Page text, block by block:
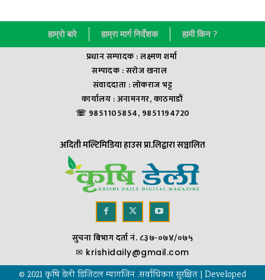
हाम्राे बारे हाम्रा मार्ग निर्देशक हामी किन ?
प्रधान सम्पादक : लक्ष्मण शर्मा
सम्पादक : सराेज खनाल
संवाददाता : लाेकराज भट्ट
कार्यालय : अनामनगर, काठमाडौं
☏ 9851105854, 9851194720
अदिती मल्टिमिडिया हाउस प्रा.लिद्वारा सञ्चालित
सुचना बिभाग दर्ता नं. ८३७-०७४/०७५
✉ krishidaily@gmail.com
© 2021 कृषि डेली डिजिटल म्यागजिन .सर्वाधिकार सुरक्षित | Developed